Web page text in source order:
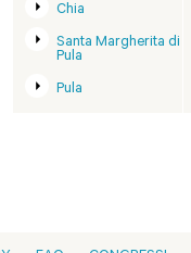
Chia
Santa Margherita di
Pula
Pula